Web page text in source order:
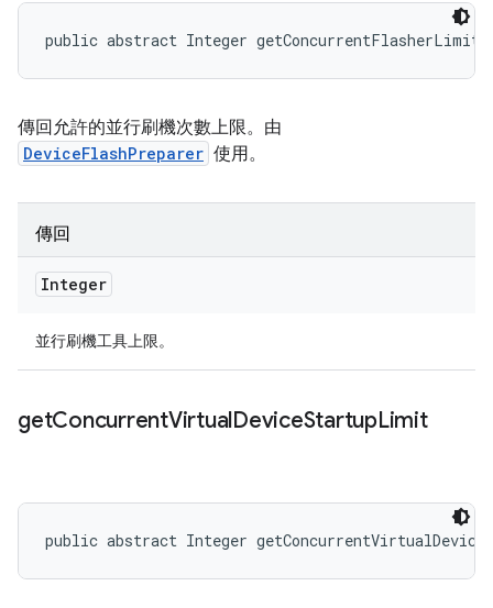
public abstract Integer getConcurrentFlasherLimit
傳回允許的並行刷機次數上限。由
DeviceFlashPreparer 使用。
傳回
Integer
並行刷機工具上限。
getConcurrentVirtualDeviceStartupLimit
public abstract Integer